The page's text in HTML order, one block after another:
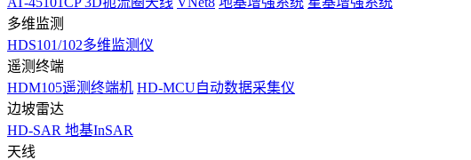
多维监测
HDS101/102多维监测仪
遥测终端
HDM105遥测终端机 HD-MCU自动数据采集仪
边坡雷达
HD-SAR 地基InSAR
天线